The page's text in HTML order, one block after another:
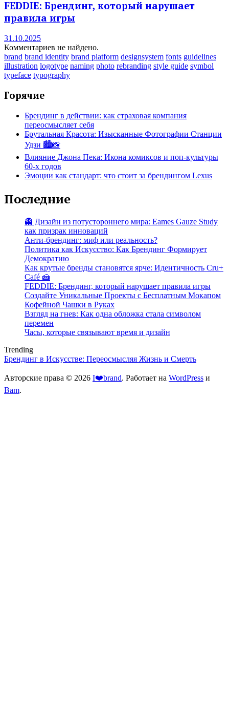
FEDDIE: Брендинг, который нарушает
правила игры
31.10.2025
Комментариев не найдено.
brand brand identity brand platform designsystem fonts guidelines
illustration logotype naming photo rebranding style guide symbol
typeface typography
Горячие
Брендинг в действии: как страховая компания
переосмысляет себя
Брутальная Красота: Изысканные Фотографии Станции
Удзи 🏙️📸
Влияние Джона Пека: Икона комиксов и поп-культуры
60-х годов
Эмоции как стандарт: что стоит за брендингом Lexus
Последние
👻 Дизайн из потустороннего мира: Eames Gauze Study
как призрак инноваций
Анти-брендинг: миф или реальность?
Политика как Искусство: Как Брендинг Формирует
Демократию
Как крутые бренды становятся ярче: Идентичность Cru+
Café 🍰
FEDDIE: Брендинг, который нарушает правила игры
Создайте Уникальные Проекты с Бесплатным Мокапом
Кофейной Чашки в Руках
Взгляд на гнев: Как одна обложка стала символом
перемен
Часы, которые связывают время и дизайн
Trending
Брендинг в Искусстве: Переосмысляя Жизнь и Смерть
Авторские права © 2026 I❤️brand. Работает на WordPress и
Bam.